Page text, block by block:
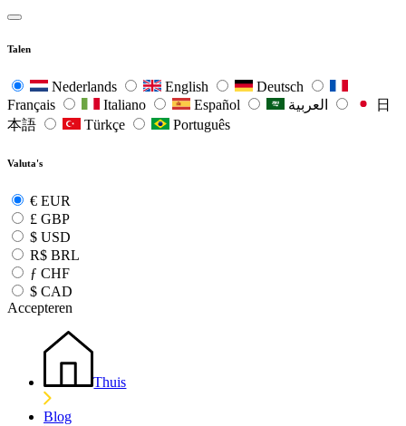
Talen
Nederlands English
Deutsch
Français
Italiano Español
日
本語
Türkçe Português
Valuta's
€ EUR
£ GBP
$ USD
R$ BRL
ƒ CHF
$ CAD
Accepteren
Thuis
Blog